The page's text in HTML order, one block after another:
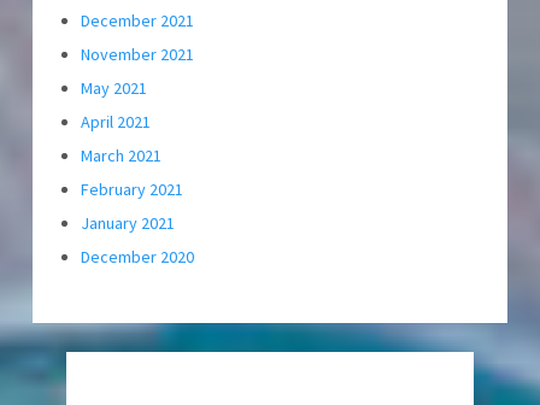
December 2021
November 2021
May 2021
April 2021
March 2021
February 2021
January 2021
December 2020